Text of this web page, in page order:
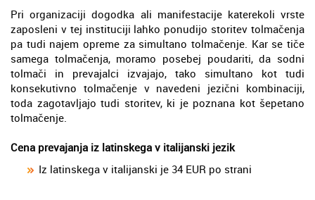
Pri organizaciji dogodka ali manifestacije katerekoli vrste
zaposleni v tej instituciji lahko ponudijo storitev tolmačenja
pa tudi najem opreme za simultano tolmačenje. Kar se tiče
samega tolmačenja, moramo posebej poudariti, da sodni
tolmači in prevajalci izvajajo, tako simultano kot tudi
konsekutivno tolmačenje v navedeni jezični kombinaciji,
toda zagotavljajo tudi storitev, ki je poznana kot šepetano
tolmačenje.
Cena prevajanja iz latinskega v italijanski jezik
Iz latinskega v italijanski je 34 EUR po strani